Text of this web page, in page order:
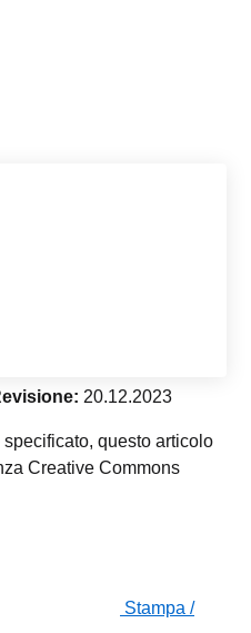
20.12.2023
questo articolo
Creative Commons
Stampa /